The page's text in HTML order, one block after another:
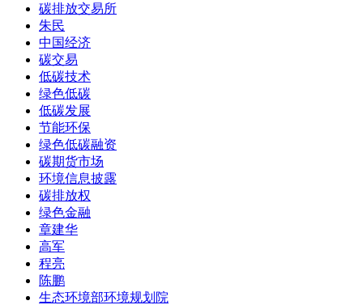
碳排放交易所
朱民
中国经济
碳交易
低碳技术
绿色低碳
低碳发展
节能环保
绿色低碳融资
碳期货市场
环境信息披露
碳排放权
绿色金融
章建华
高军
程亮
陈鹏
生态环境部环境规划院